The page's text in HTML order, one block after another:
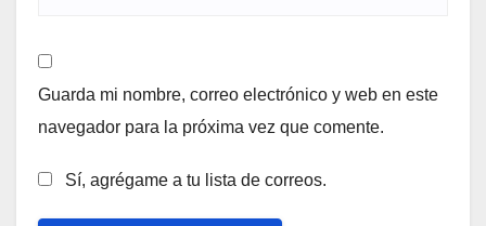
Guarda mi nombre, correo electrónico y web en este
navegador para la próxima vez que comente.
Sí, agrégame a tu lista de correos.